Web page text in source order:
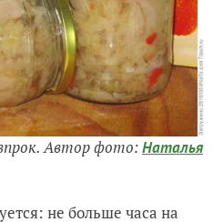
Автор фото:Наталья
не больше часа на